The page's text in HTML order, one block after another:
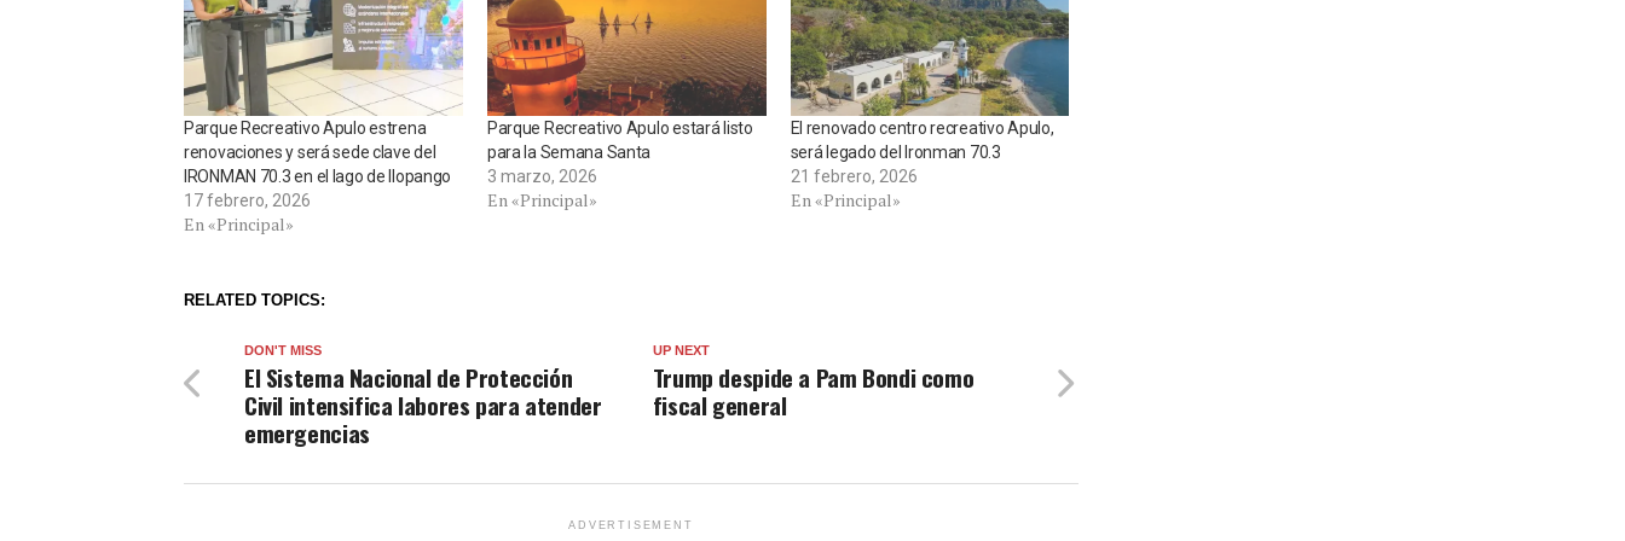
Parque Recreativo Apulo estrena
renovaciones y será sede clave del
IRONMAN 70.3 en el lago de Ilopango
17 febrero, 2026
En «Principal»
Parque Recreativo Apulo estará listo
para la Semana Santa
3 marzo, 2026
En «Principal»
El renovado centro recreativo Apulo,
será legado del Ironman 70.3
21 febrero, 2026
En «Principal»
RELATED TOPICS:
UP NEXT
Trump despide a Pam Bondi como
fiscal general
DON'T MISS
El Sistema Nacional de Protección
Civil intensifica labores para atender
emergencias
ADVERTISEMENT